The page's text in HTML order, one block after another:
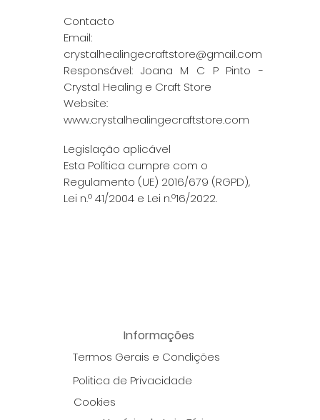
Contacto
Email:
crystalhealingecraftstore@gmail.com
Responsável: Joana M C P Pinto -
Crystal Healing e Craft Store
Website:
www.crystalhealingecraftstore.com
Legislação aplicável
Esta Política cumpre com o
Regulamento (UE) 2016/679 (RGPD),
Lei n.º 41/2004 e Lei n.º16/2022.
Informações
Termos Gerais e Condições
Politica de Privacidade
Cookies